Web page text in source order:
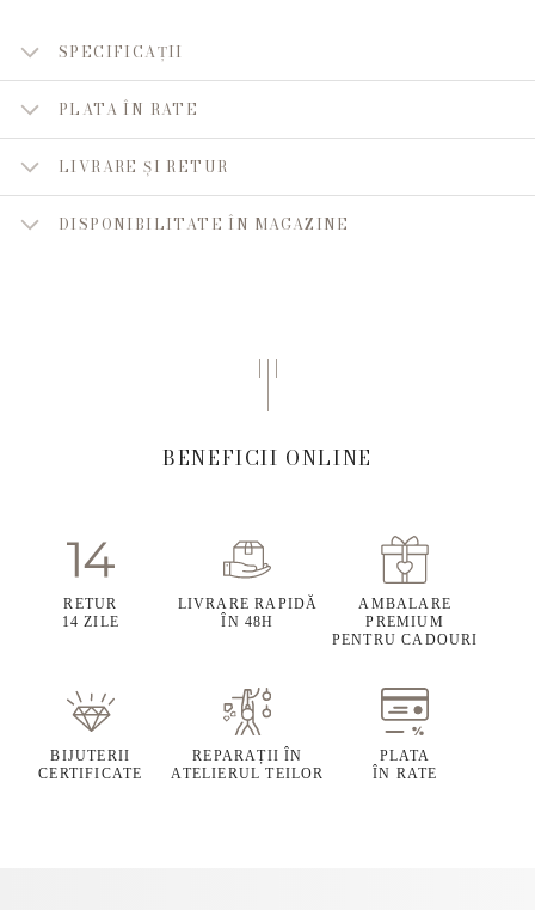
SPECIFICAȚII
PLATA ÎN RATE
LIVRARE ȘI RETUR
DISPONIBILITATE ÎN MAGAZINE
BENEFICII ONLINE
RETUR
14 ZILE
LIVRARE RAPIDĂ
ÎN 48H
AMBALARE
PREMIUM
PENTRU CADOURI
BIJUTERII
CERTIFICATE
REPARAȚII ÎN
ATELIERUL TEILOR
PLATA
ÎN RATE